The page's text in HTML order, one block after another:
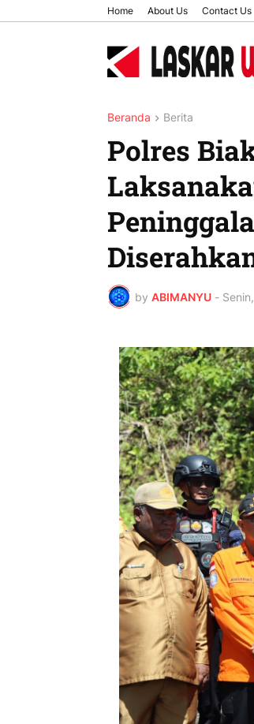
Home About Us Contact Us
Beranda Berita
Polres
by ABIMANYU -